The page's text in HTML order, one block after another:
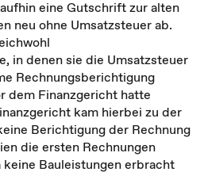
eine Gutschrift zur alten
neu ohne Umsatzsteuer ab.
in denen sie die Umsatzsteuer
Rechnungsberichtigung
dem Finanzgericht hatte
kam hierbei zu der
Berichtigung der Rechnung
die ersten Rechnungen
Bauleistungen erbracht